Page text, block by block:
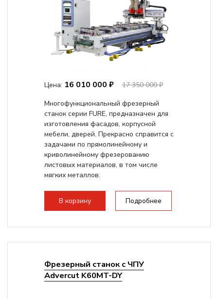
Цена: 16 010 000 ₽
17 350 000 ₽
Многофункциональный фрезерный
станок серии FURE, предназначен для
изготовления фасадов, корпусной
мебели, дверей. Прекрасно справится с
задачами по прямолинейному и
криволинейному фрезерованию
листовых материалов, в том числе
мягких металлов.
В корзину Подробнее
Фрезерный станок с ЧПУ
Advercut K60MT-DY